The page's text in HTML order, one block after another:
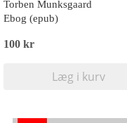
Torben Munksgaard
Ebog (epub)
100 kr
Læg i kurv